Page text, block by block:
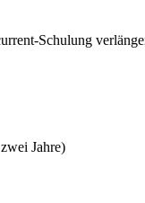
Schulung
Jahre)